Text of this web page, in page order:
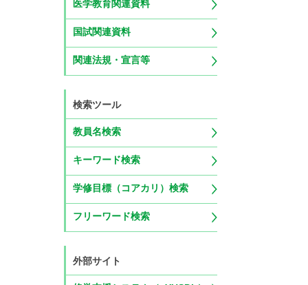
医学教育関連資料
国試関連資料
関連法規・宣言等
検索ツール
教員名検索
キーワード検索
学修目標（コアカリ）検索
フリーワード検索
外部サイト